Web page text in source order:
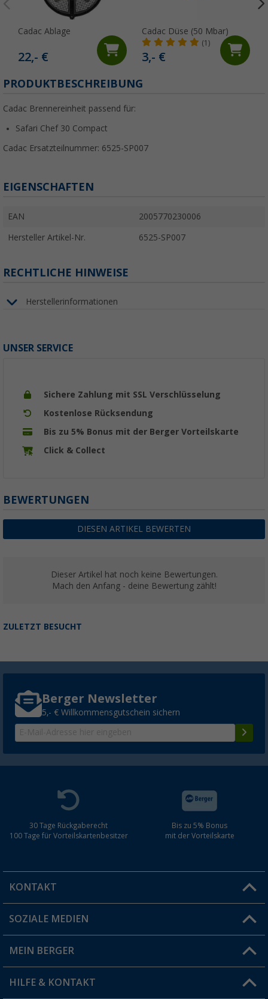
Cadac Ablage
22,- €
Cadac Düse (50 Mbar)
(1)
3,- €
PRODUKTBESCHREIBUNG
Cadac Brennereinheit passend für:
Safari Chef 30 Compact
Cadac Ersatzteilnummer: 6525-SP007
EIGENSCHAFTEN
EAN 2005770230006
Hersteller Artikel-Nr. 6525-SP007
RECHTLICHE HINWEISE
Herstellerinformationen
UNSER SERVICE
Sichere Zahlung mit SSL Verschlüsselung
Kostenlose Rücksendung
Bis zu 5% Bonus mit der Berger Vorteilskarte
Click & Collect
BEWERTUNGEN
DIESEN ARTIKEL BEWERTEN
Dieser Artikel hat noch keine Bewertungen.
Mach den Anfang - deine Bewertung zählt!
ZULETZT BESUCHT
Berger Newsletter
5,- € Willkommensgutschein sichern
30 Tage Rückgaberecht
100 Tage für Vorteilskartenbesitzer
Bis zu 5% Bonus
mit der Vorteilskarte
KONTAKT
Du hast eine Frage?
Filiale finden
SOZIALE MEDIEN
MEIN BERGER
Vorteilskarte
HILFE & KONTAKT